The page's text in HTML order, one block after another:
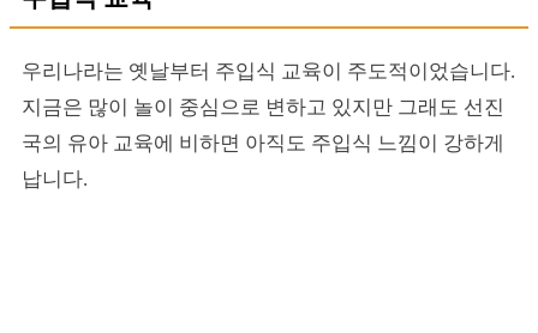
우리나라는 옛날부터 주입식 교육이 주도적이었습니다.
지금은 많이 놀이 중심으로 변하고 있지만 그래도 선진
국의 유아 교육에 비하면 아직도 주입식 느낌이 강하게
납니다.